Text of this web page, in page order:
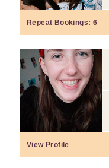
Repeat Bookings: 6
View Profile